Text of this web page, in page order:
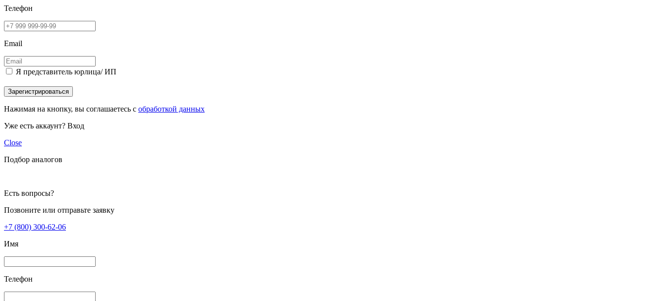
Телефон
Email
Я представитель юрлица/ ИП
Зарегистрироваться
Нажимая на кнопку, вы соглашаетесь с обработкой данных
Уже есть аккаунт? Вход
Close
Подбор аналогов
Есть вопросы?
Позвоните или отправьте заявку
+7 (800) 300-62-06
Имя
Телефон